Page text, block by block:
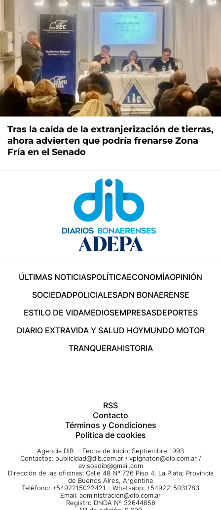
Tras la caída de la extranjerización de tierras,
ahora advierten que podría frenarse Zona
Fría en el Senado
ÚLTIMAS NOTICIASPOLÍTICAECONOMÍAOPINIÓN
SOCIEDADPOLICIALESADN BONAERENSE
ESTILO DE VIDAMEDIOSEMPRESASDEPORTES
DIARIO EXTRAVIDA Y SALUD HOYMUNDO MOTOR
TRANQUERAHISTORIA
RSS
Contacto
Términos y Condiciones
Política de cookies
Agencia DIB - Fecha de Inicio: Septiembre 1993
Contactos: publicidad@dib.com.ar / vpignaton@dib.com.ar /
avisosdib@gmail.com
Dirección de las oficinas: Calle 48 Nº 726 Piso 4, La Plata; Provincia
de Buenos Aires, Argentina
Teléfono: +5492215022421 - Whatsapp: +5492215031783
Email: administracion@dib.com.ar
Registro DNDA Nº 32644856